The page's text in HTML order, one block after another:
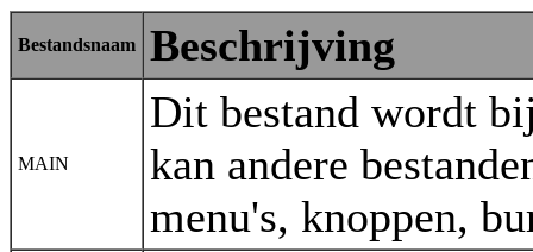
Bestandsnaam Beschrijving
MAIN
Dit bestand wordt
kan andere
menu's, knoppen,